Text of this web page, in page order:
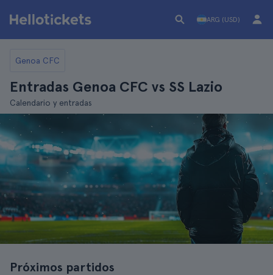
ARG (USD)
Genoa CFC
Entradas Genoa CFC vs SS Lazio
Calendario y entradas
Próximos partidos